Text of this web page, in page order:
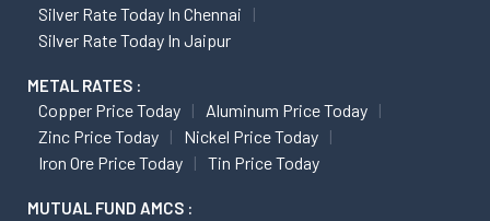
Silver Rate Today In Chennai
Silver Rate Today In Jaipur
METAL RATES :
Copper Price Today
Aluminum Price Today
Zinc Price Today
Nickel Price Today
Iron Ore Price Today
Tin Price Today
MUTUAL FUND AMCS :